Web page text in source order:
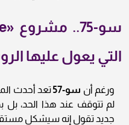
التي يعول عليها
ورغم أن سو-57
تعد أحدث
لم تتوقف عند هذا الحد،
جديد تقول إنه سيشكل